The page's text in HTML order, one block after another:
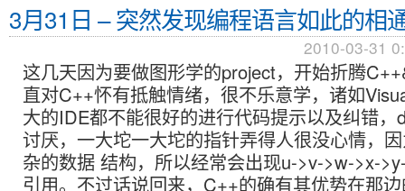
3月31日 – 突然发现编程语言如此的相
2010-03-31
这几天因为要做图形学的project，开始折腾
直对C++怀有抵触情绪，很不乐意学，诸如
大的IDE都不能很好的进行代码提示以及纠错，
讨厌，一大坨一大坨的指针弄得人很没心情，
杂的数据 结构，所以经常会出现u->v->w->x-
引用。不过话说回来，C++的确有其优势在那